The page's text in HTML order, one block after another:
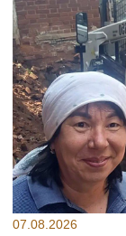
07.08.2026